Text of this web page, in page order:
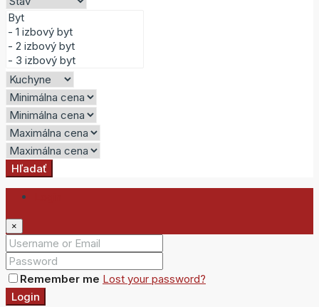
Hľadať
×
Remember me Lost your password?
Login